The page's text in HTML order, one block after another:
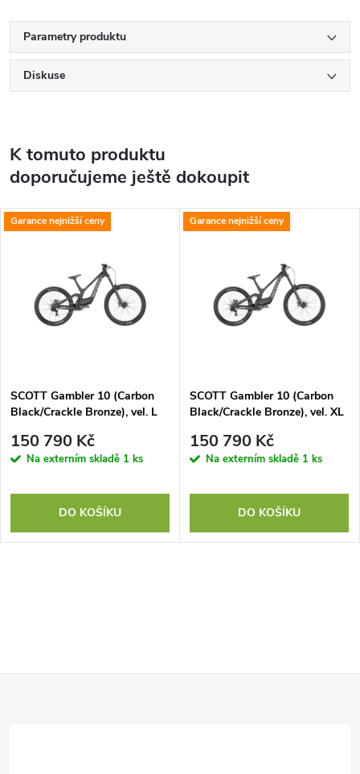
Parametry produktu
Diskuse
K tomuto produktu
doporučujeme ještě dokoupit
Garance nejnižší ceny
SCOTT Gambler 10 (Carbon
Black/Crackle Bronze), vel. L
150 790 Kč
Na externím skladě 1 ks
DO KOŠÍKU
Garance nejnižší ceny
SCOTT Gambler 10 (Carbon
Black/Crackle Bronze), vel. XL
150 790 Kč
Na externím skladě 1 ks
DO KOŠÍKU